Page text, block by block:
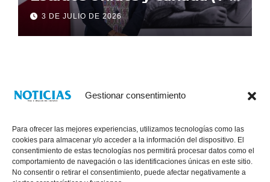
Gestionar consentimiento
Para ofrecer las mejores experiencias, utilizamos tecnologías como las
cookies para almacenar y/o acceder a la información del dispositivo. El
consentimiento de estas tecnologías nos permitirá procesar datos como el
comportamiento de navegación o las identificaciones únicas en este sitio.
No consentir o retirar el consentimiento, puede afectar negativamente a
MEC) se mantiene hasta el
2036: Presidenta Claudia
Sheinbaum
3 DE JULIO DE 2026